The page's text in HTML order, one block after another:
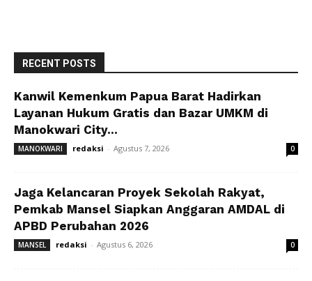
RECENT POSTS
Kanwil Kemenkum Papua Barat Hadirkan
Layanan Hukum Gratis dan Bazar UMKM di
Manokwari City...
MANOKWARI redaksi - Agustus 7, 2026 0
Jaga Kelancaran Proyek Sekolah Rakyat,
Pemkab Mansel Siapkan Anggaran AMDAL di
APBD Perubahan 2026
MANSEL redaksi - Agustus 6, 2026 0